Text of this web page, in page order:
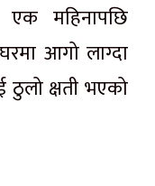
एक महिनापछि
आगो लाग्दा
ठुलो क्षती भएको